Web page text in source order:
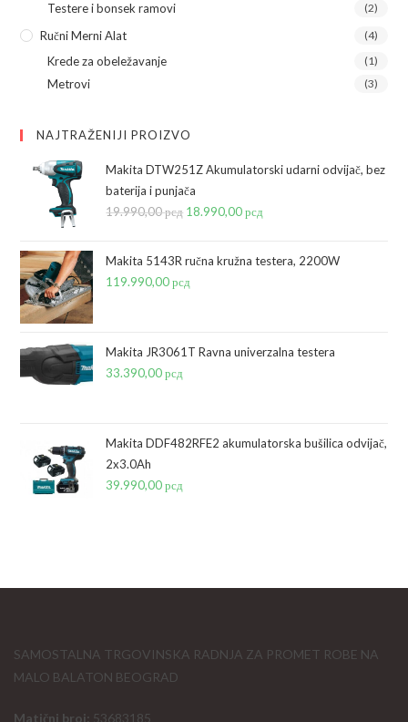
Testere i bonsek ramovi (2)
Ručni Merni Alat (4)
Krede za obeležavanje (1)
Metrovi (3)
NAJTRAŽENIJI PROIZVO
Makita DTW251Z Akumulatorski udarni odvijač, bez
baterija i punjača
19.990,00рсд Originalna
je
bila:
18.990,00рсд
je:
Makita 5143R ručna kružna testera, 2200W
119.990,00рсд
Makita JR3061T Ravna univerzalna testera
33.390,00рсд
Makita DDF482RFE2 akumulatorska bušilica odvijač,
2x3.0Ah
39.990,00рсд
SAMOSTALNA TRGOVINSKA RADNJA ZA PROMET ROBE NA
MALO BALATON BEOGRAD
Matični broj: 53683185